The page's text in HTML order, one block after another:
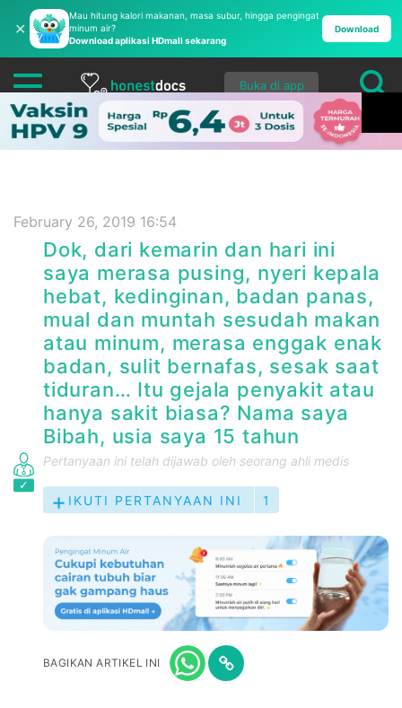
✕
Mau hitung kalori makanan, masa subur, hingga pengingat
minum air?
Download aplikasi HDmall sekarang
Download
Buka di app
February 26, 2019 16:54
Dok, dari kemarin dan hari ini
saya merasa pusing, nyeri kepala
hebat, kedinginan, badan panas,
mual dan muntah sesudah makan
atau minum, merasa enggak enak
badan, sulit bernafas, sesak saat
tiduran… Itu gejala penyakit atau
hanya sakit biasa? Nama saya
Bibah, usia saya 15 tahun
Pertanyaan ini telah dijawab oleh seorang ahli medis
IKUTI PERTANYAAN INI 1
BAGIKAN ARTIKEL INI